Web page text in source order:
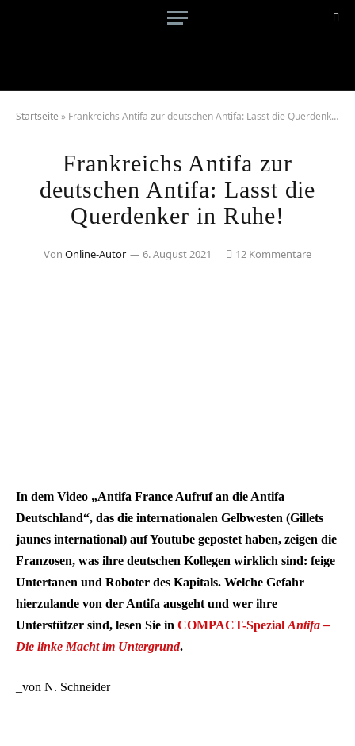
Startseite » Frankreichs Antifa zur deutschen Antifa: Lasst die Querdenker in Ruhe!
Frankreichs Antifa zur
deutschen Antifa: Lasst die
Querdenker in Ruhe!
Von Online-Autor 6. August 2021 12 Kommentare
In dem Video „Antifa France Aufruf an die Antifa
Deutschland“, das die internationalen Gelbwesten (Gillets
jaunes international) auf Youtube gepostet haben, zeigen die
Franzosen, was ihre deutschen Kollegen wirklich sind: feige
Untertanen und Roboter des Kapitals. Welche Gefahr
hierzulande von der Antifa ausgeht und wer ihre
Unterstützer sind, lesen Sie in COMPACT-Spezial Antifa –
Die linke Macht im Untergrund.
_von N. Schneider